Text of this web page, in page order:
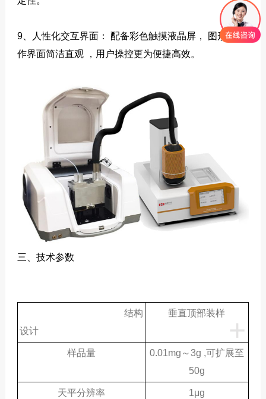
9、人性化交互界面： 配备彩色触摸液晶屏， 图形化操
作界面简洁直观 ，用户操控更为便捷高效。
三、技术参数
+
结构
设计
垂直顶部装样
样品量
0.01mg～3g ,可扩展至
50g
天平分辨率 1μg